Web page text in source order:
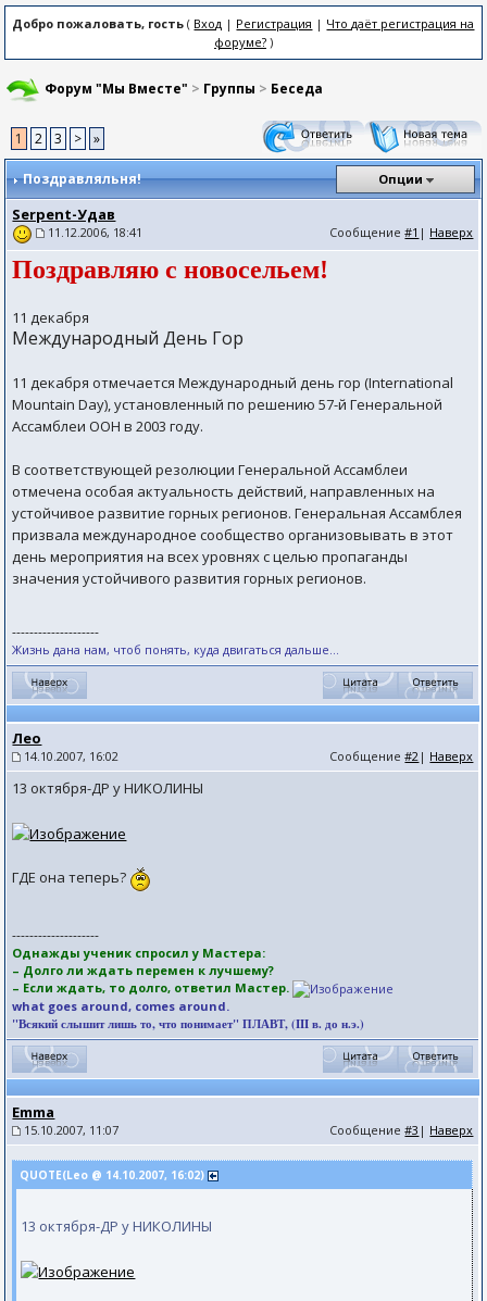
Добро пожаловать, гость ( Вход | Регистрация | Что даёт регистрация на
форуме?)
Форум "Мы Вместе" > Группы > Беседа
1 2 3 > »
Поздравляльня! Опции
Serpent-Удав
11.12.2006, 18:41 Сообщение#1 | Наверх
Поздравляю с новосельем!
11 декабря
Международный День Гор
11 декабря отмечается Международный день гор (International
Mountain Day), установленный по решению 57-й Генеральной
Ассамблеи ООН в 2003 году.
В соответствующей резолюции Генеральной Ассамблеи
отмечена особая актуальность действий, направленных на
устойчивое развитие горных регионов. Генеральная Ассамблея
призвала международное сообщество организовывать в этот
день мероприятия на всех уровнях с целью пропаганды
значения устойчивого развития горных регионов.
--------------------
Жизнь дана нам, чтоб понять, куда двигаться дальше...
Лео
14.10.2007, 16:02 Сообщение#2 | Наверх
13 октября-ДР у НИКОЛИНЫ
ГДЕ она теперь?
--------------------
Однажды ученик спросил у Мастера:
– Долго ли ждать перемен к лучшему?
– Если ждать, то долго, ответил Мастер.
what goes around, comes around.
"Всякий слышит лишь то, что понимает" ПЛАВТ, (III в. до н.э.)
Emma
15.10.2007, 11:07 Сообщение#3 | Наверх
QUOTE(Leo @ 14.10.2007, 16:02)
13 октября-ДР у НИКОЛИНЫ